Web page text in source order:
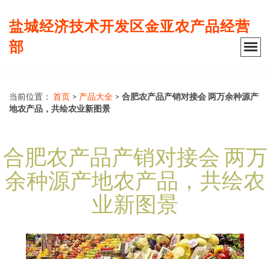
盐城经济技术开发区金亚农产品经营
部
当前位置： 首页 > 产品大全 > 合肥农产品产销对接会 两万余种源产
地农产品，共绘农业新图景
合肥农产品产销对接会 两万
余种源产地农产品，共绘农
业新图景